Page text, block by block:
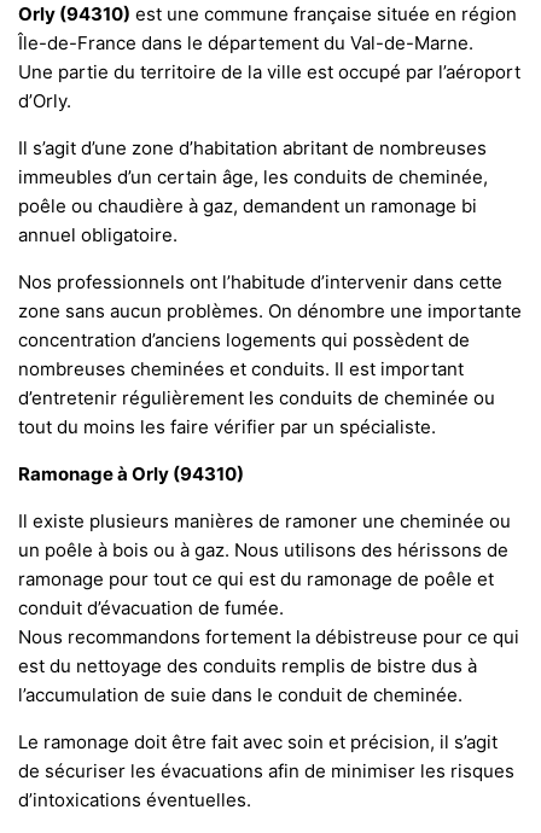
Orly (94310) est une commune française située en région
Île-de-France dans le département du Val-de-Marne.
Une partie du territoire de la ville est occupé par l’aéroport
d’Orly.
Il s’agit d’une zone d’habitation abritant de nombreuses
immeubles d’un certain âge, les conduits de cheminée,
poêle ou chaudière à gaz, demandent un ramonage bi
annuel obligatoire.
Nos professionnels ont l’habitude d’intervenir dans cette
zone sans aucun problèmes. On dénombre une importante
concentration d’anciens logements qui possèdent de
nombreuses cheminées et conduits. Il est important
d’entretenir régulièrement les conduits de cheminée ou
tout du moins les faire vérifier par un spécialiste.
Ramonage à Orly (94310)
Il existe plusieurs manières de ramoner une cheminée ou
un poêle à bois ou à gaz. Nous utilisons des hérissons de
ramonage pour tout ce qui est du ramonage de poêle et
conduit d’évacuation de fumée.
Nous recommandons fortement la débistreuse pour ce qui
est du nettoyage des conduits remplis de bistre dus à
l’accumulation de suie dans le conduit de cheminée.
Le ramonage doit être fait avec soin et précision, il s’agit
de sécuriser les évacuations afin de minimiser les risques
d’intoxications éventuelles.